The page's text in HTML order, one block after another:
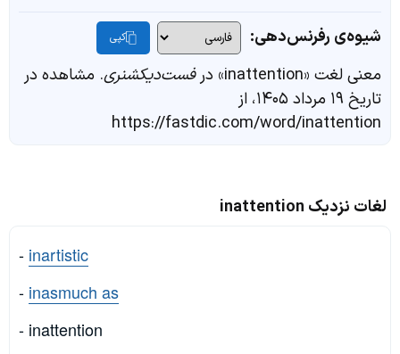
شیوه‌ی رفرنس‌دهی: کپی
معنی لغت «inattention» در فست‌دیکشنری. مشاهده در
تاریخ ۱۹ مرداد ۱۴۰۵، از
https://fastdic.com/word/inattention
لغات نزدیک inattention
- inartistic
- inasmuch as
- inattention